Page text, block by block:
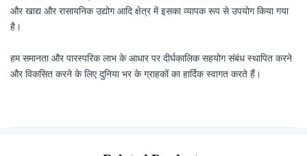
और खाद्य और रासायनिक उद्योग आदि क्षेत्र में इसका व्यापक रूप से उपयोग किया गया
है।
हम समानता और पारस्परिक लाभ के आधार पर दीर्घकालिक सहयोग संबंध स्थापित करने
और विकसित करने के लिए दुनिया भर के ग्राहकों का हार्दिक स्वागत करते हैं।